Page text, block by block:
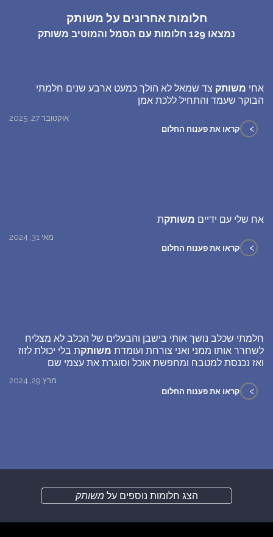
חלומות אחרונים על משותק
נמצאו 129 חלומות עם הסמל והמוטיב משותק
אחי משותק צד שמאל לא הולך כמעט ארבע שנים חלמתי
הבוקר שעמד והתחיל ללכת אמן
אוקטובר 27, 2025
> קראו את פענוח החלום
אח שלי עם ידיים משותקת
מאי 31, 2024
> קראו את פענוח החלום
חלמתי שכלב נושך אותי בישבן והבעלים של הכלב לא מצליח
לשחרר אותו ממני ואני צורחת ועומדת משותקת בלי יכולת לזוז
ואז נכנסת למטבח ומחפשת אוכל וסוגרת את עצמי שם
מרץ 29, 2024
> קראו את פענוח החלום
הצג חלומות נוספים על משותק